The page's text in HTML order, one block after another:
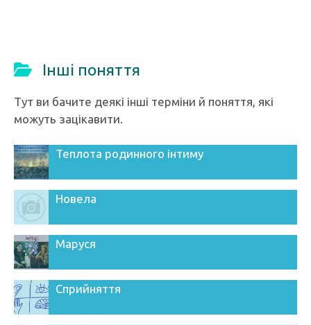
Інші поняття
Тут ви бачите деякі інші терміни й поняття, які
можуть зацікавити.
Теплота родинного інтиму
Новела
Маруся
Сприйняття